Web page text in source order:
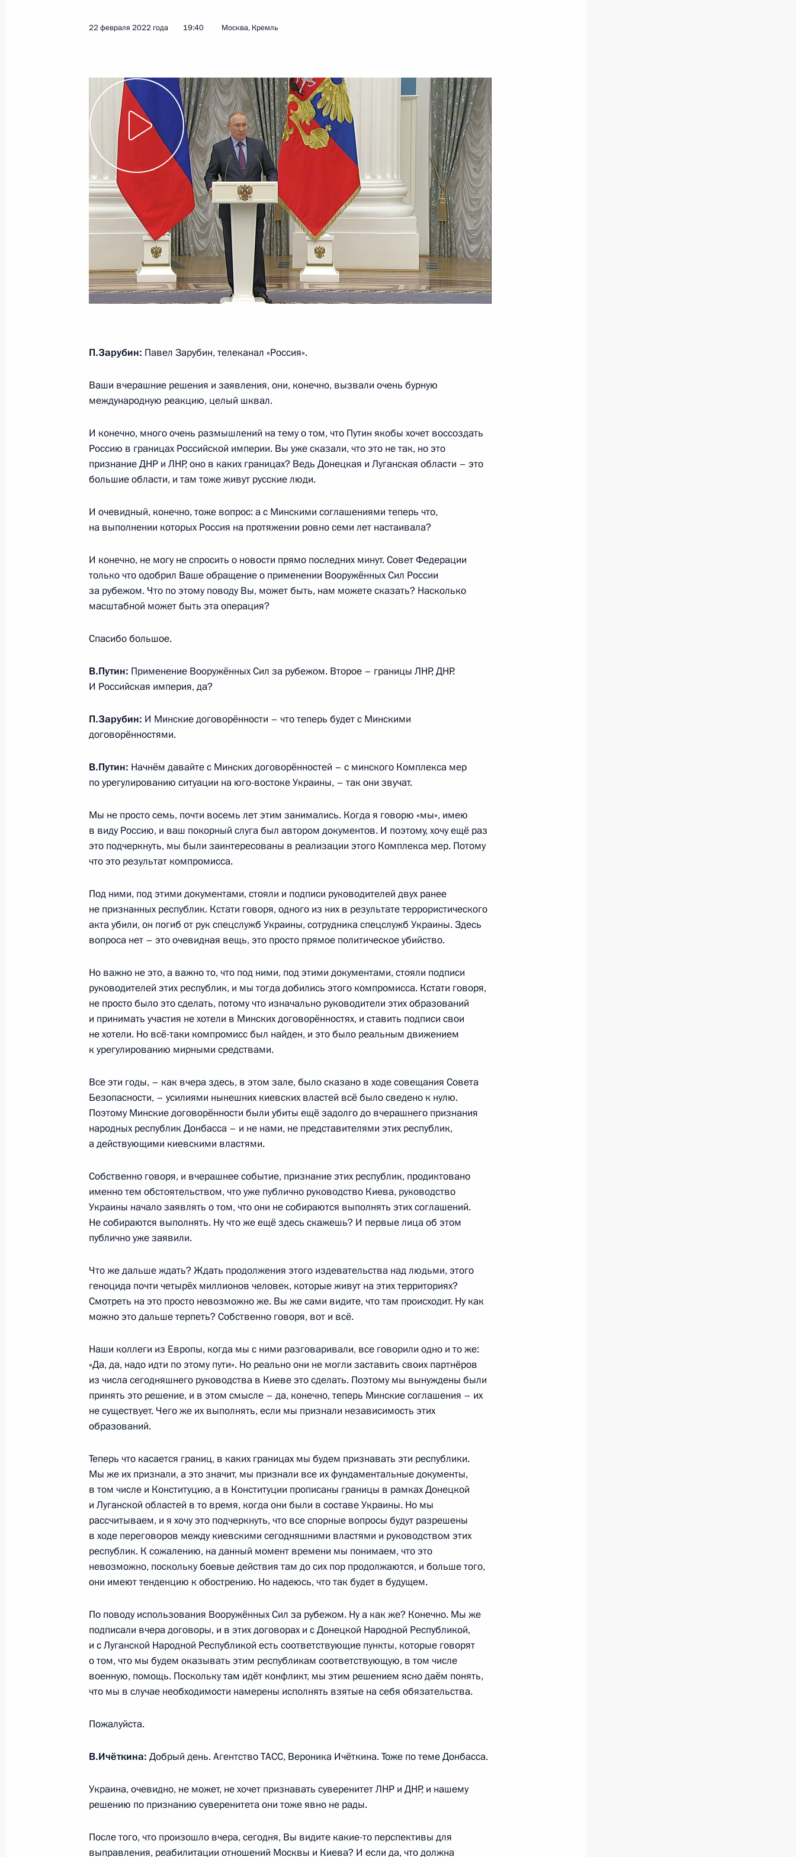
29 июня 2022 года, среда
Владимир Путин ответил на вопросы журналистов
29 июня 2022 года, 23:25 Ашхабад
3 20м
10 июня 2022 года, пятница
Заявления для прессы по итогам российско-туркменистанских
переговоров
10 июня 2022 года, 15:45 Москва, Кремль
2 14м
12 апреля 2022 года, вторник
Владимир Путин ответил на вопросы журналистов
22 февраля 2022 года, 19:40 Москва, Кремль
Заявления для прессы по итогам российско-азербайджанских
переговоров
18 февраля 2022 года, пятница
Пресс-конференция по итогам российско-белорусских
18 февраля 2022 года, 17:00 Москва, Кремль
16 февраля 2022 года, среда
переговоров
16 февраля 2022 года, 17:10 Москва, Кремль
15 февраля 2022 года, вторник
Пресс-конференция по итогам российско-германских
15 февраля 2022 года, 17:50 Москва, Кремль
Заявления для прессы по итогам российско-казахстанских
переговоров
10 февраля 2022 года, 18:15 Москва, Кремль
Пресс-конференция по итогам российско-французских
переговоров
8 февраля 2022 года, 01:05 Москва, Кремль
3 февраля 2022 года, четверг
Заявления для прессы по итогам российско-аргентинских
переговоров
2
1 февраля 2022 года, вторник
переговоров
1 февраля 2022 года, 20:05 Москва, Кремль
23 декабря 2021 года, четверг
23 декабря 2021 года, 16:10 Москва
16 декабря 2021 года, четверг
Заявления для прессы по итогам российско-монгольских
переговоров
16 декабря 2021 года, 16:40 Москва, Кремль
8 декабря 2021 года, среда
Совместная пресс-конференция с Премьер-министром Греции
Кириакосом Мицотакисом
8 декабря 2021 года, 17:10 Сочи
9 сентября 2021 года, четверг
переговоров
22 февраля 2022 года 19:40 Москва, Кремль
П.Зарубин: Павел Зарубин, телеканал «Россия».
Ваши вчерашние решения и заявления, они, конечно, вызвали очень бурную
международную реакцию, целый шквал.
И конечно, много очень размышлений на тему о том, что Путин якобы хочет воссоздать
Россию в границах Российской империи. Вы уже сказали, что это не так, но это
признание ДНР и ЛНР, оно в каких границах? Ведь Донецкая и Луганская области – это
большие области, и там тоже живут русские люди.
И очевидный, конечно, тоже вопрос: а с Минскими соглашениями теперь что,
на выполнении которых Россия на протяжении ровно семи лет настаивала?
И конечно, не могу не спросить о новости прямо последних минут. Совет Федерации
только что одобрил Ваше обращение о применении Вооружённых Сил России
за рубежом. Что по этому поводу Вы, может быть, нам можете сказать? Насколько
масштабной может быть эта операция?
Спасибо большое.
В.Путин: Применение Вооружённых Сил за рубежом. Второе – границы ЛНР, ДНР.
И Российская империя, да?
П.Зарубин: И Минские договорённости – что теперь будет с Минскими
договорённостями.
В.Путин: Начнём давайте с Минских договорённостей – с минского Комплекса мер
по урегулированию ситуации на юго-востоке Украины, – так они звучат.
Мы не просто семь, почти восемь лет этим занимались. Когда я говорю «мы», имею
в виду Россию, и ваш покорный слуга был автором документов. И поэтому, хочу ещё раз
это подчеркнуть, мы были заинтересованы в реализации этого Комплекса мер. Потому
что это результат компромисса.
Под ними, под этими документами, стояли и подписи руководителей двух ранее
не признанных республик. Кстати говоря, одного из них в результате террористического
акта убили, он погиб от рук спецслужб Украины, сотрудника спецслужб Украины. Здесь
вопроса нет – это очевидная вещь, это просто прямое политическое убийство.
Но важно не это, а важно то, что под ними, под этими документами, стояли подписи
руководителей этих республик, и мы тогда добились этого компромисса. Кстати говоря,
не просто было это сделать, потому что изначально руководители этих образований
и принимать участия не хотели в Минских договорённостях, и ставить подписи свои
не хотели. Но всё-таки компромисс был найден, и это было реальным движением
к урегулированию мирными средствами.
Все эти годы, – как вчера здесь, в этом зале, было сказано в ходесовещания Совета
Безопасности, – усилиями нынешних киевских властей всё было сведено к нулю.
Поэтому Минские договорённости были убиты ещё задолго до вчерашнего признания
народных республик Донбасса – и не нами, не представителями этих республик,
а действующими киевскими властями.
Собственно говоря, и вчерашнее событие, признание этих республик, продиктовано
именно тем обстоятельством, что уже публично руководство Киева, руководство
Украины начало заявлять о том, что они не собираются выполнять этих соглашений.
Не собираются выполнять. Ну что же ещё здесь скажешь? И первые лица об этом
публично уже заявили.
Что же дальше ждать? Ждать продолжения этого издевательства над людьми, этого
геноцида почти четырёх миллионов человек, которые живут на этих территориях?
Смотреть на это просто невозможно же. Вы же сами видите, что там происходит. Ну как
можно это дальше терпеть? Собственно говоря, вот и всё.
Наши коллеги из Европы, когда мы с ними разговаривали, все говорили одно и то же:
«Да, да, надо идти по этому пути». Но реально они не могли заставить своих партнёров
из числа сегодняшнего руководства в Киеве это сделать. Поэтому мы вынуждены были
принять это решение, и в этом смысле – да, конечно, теперь Минские соглашения – их
не существует. Чего же их выполнять, если мы признали независимость этих
образований.
Теперь что касается границ, в каких границах мы будем признавать эти республики.
Мы же их признали, а это значит, мы признали все их фундаментальные документы,
в том числе и Конституцию, а в Конституции прописаны границы в рамках Донецкой
и Луганской областей в то время, когда они были в составе Украины. Но мы
рассчитываем, и я хочу это подчеркнуть, что все спорные вопросы будут разрешены
в ходе переговоров между киевскими сегодняшними властями и руководством этих
республик. К сожалению, на данный момент времени мы понимаем, что это
невозможно, поскольку боевые действия там до сих пор продолжаются, и больше того,
они имеют тенденцию к обострению. Но надеюсь, что так будет в будущем.
По поводу использования Вооружённых Сил за рубежом. Ну а как же? Конечно. Мы же
подписали вчера договоры, и в этих договорах и с Донецкой Народной Республикой,
и с Луганской Народной Республикой есть соответствующие пункты, которые говорят
о том, что мы будем оказывать этим республикам соответствующую, в том числе
военную, помощь. Поскольку там идёт конфликт, мы этим решением ясно даём понять,
что мы в случае необходимости намерены исполнять взятые на себя обязательства.
Пожалуйста.
В.Ичёткина: Добрый день. Агентство ТАСС, Вероника Ичёткина. Тоже по теме Донбасса.
Украина, очевидно, не может, не хочет признавать суверенитет ЛНР и ДНР, и нашему
решению по признанию суверенитета они тоже явно не рады.
После того, что произошло вчера, сегодня, Вы видите какие-то перспективы для
выправления, реабилитации отношений Москвы и Киева? И если да, что должна